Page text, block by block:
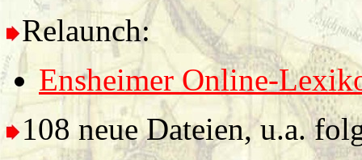
Relaunch:
Ensheimer Online-
108 neue Dateien, u.a.